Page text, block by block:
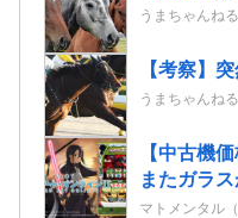
うまちゃんねる
【考察】
うまちゃんねる
【中古機
またガラ
マトメンタル